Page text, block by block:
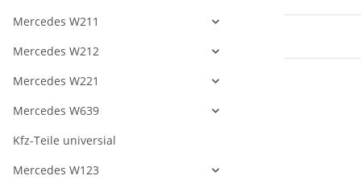
Mercedes W211
Mercedes W212
Mercedes W221
Mercedes W639
Kfz-Teile universial
Mercedes W123